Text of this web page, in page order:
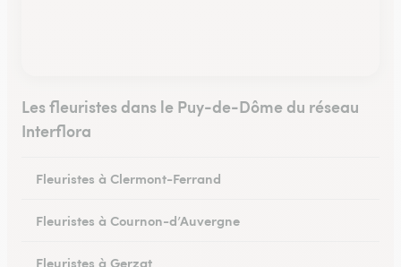
Les fleuristes dans le Puy-de-Dôme du réseau
Interflora
Fleuristes à Clermont-Ferrand
Fleuristes à Cournon-d’Auvergne
Fleuristes à Gerzat